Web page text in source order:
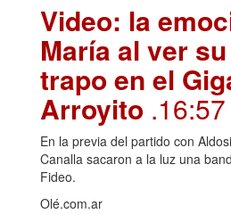
Video: la
María al ver
trapo en el
Arroyito .16:57
En la previa del partido con
Canalla sacaron a la luz una
Fideo.
Olé.com.ar